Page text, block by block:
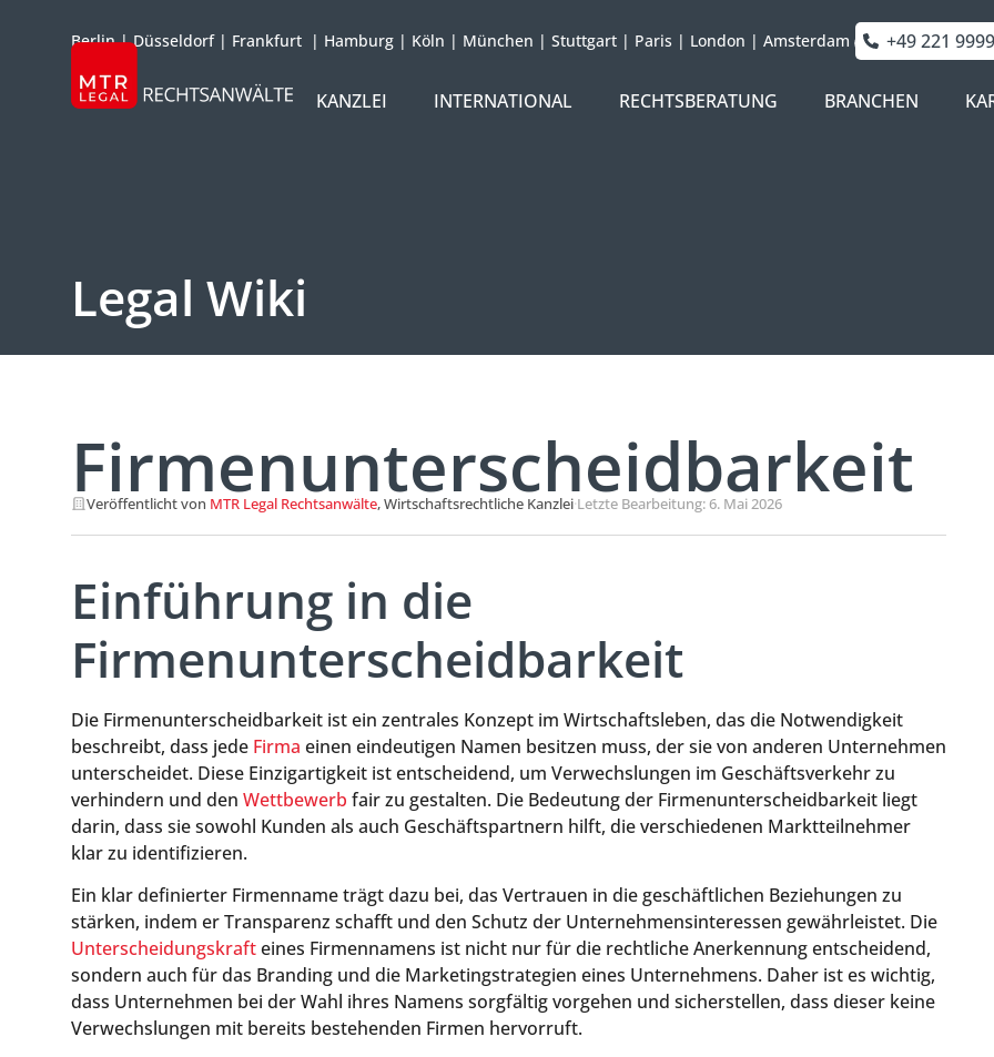
Berlin|Düsseldorf| Frankfurt | Hamburg | Köln | München | Stuttgart | Paris | London | Amsterdam +49 221
KANZLEI
INTERNATIONAL RECHTSBERATUNG BRANCHEN
Legal Wiki
Firmenunterscheidbarkeit
Veröffentlicht von MTR Legal Rechtsanwälte, Wirtschaftsrechtliche Kanzlei·Letzte Bearbeitung: 6. Mai 2026
Einführung in die
Firmenunterscheidbarkeit
Die Firmenunterscheidbarkeit ist ein zentrales Konzept im Wirtschaftsleben, das die Notwendigkeit
beschreibt, dass jede Firma einen eindeutigen Namen besitzen muss, der sie von anderen Unternehmen
unterscheidet. Diese Einzigartigkeit ist entscheidend, um Verwechslungen im Geschäftsverkehr zu
verhindern und den Wettbewerb fair zu gestalten. Die Bedeutung der Firmenunterscheidbarkeit liegt
darin, dass sie sowohl Kunden als auch Geschäftspartnern hilft, die verschiedenen Marktteilnehmer
klar zu identifizieren.
Ein klar definierter Firmenname trägt dazu bei, das Vertrauen in die geschäftlichen Beziehungen zu
stärken, indem er Transparenz schafft und den Schutz der Unternehmensinteressen gewährleistet. Die
Unterscheidungskrafteines Firmennamens ist nicht nur für die rechtliche Anerkennung entscheidend,
sondern auch für das Branding und die Marketingstrategien eines Unternehmens. Daher ist es wichtig,
dass Unternehmen bei der Wahl ihres Namens sorgfältig vorgehen und sicherstellen, dass dieser keine
Verwechslungen mit bereits bestehenden Firmen hervorruft.